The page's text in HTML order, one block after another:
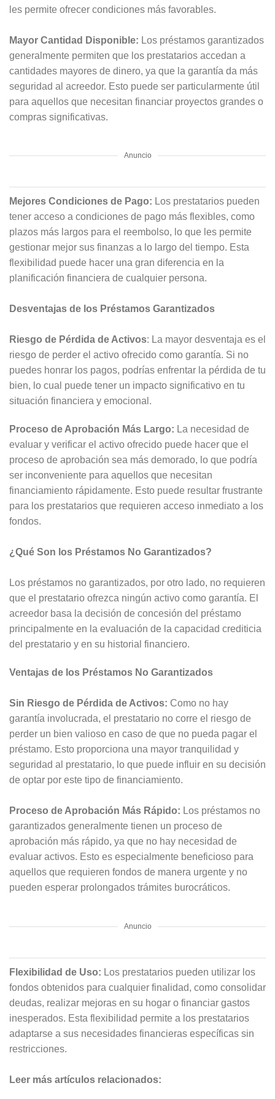
les permite ofrecer condiciones más favorables.
Mayor Cantidad Disponible: Los préstamos garantizados
generalmente permiten que los prestatarios accedan a
cantidades mayores de dinero, ya que la garantía da más
seguridad al acreedor. Esto puede ser particularmente útil
para aquellos que necesitan financiar proyectos grandes o
compras significativas.
Anuncio
Mejores Condiciones de Pago: Los prestatarios pueden
tener acceso a condiciones de pago más flexibles, como
plazos más largos para el reembolso, lo que les permite
gestionar mejor sus finanzas a lo largo del tiempo. Esta
flexibilidad puede hacer una gran diferencia en la
planificación financiera de cualquier persona.
Desventajas de los Préstamos Garantizados
Riesgo de Pérdida de Activos: La mayor desventaja es el
riesgo de perder el activo ofrecido como garantía. Si no
puedes honrar los pagos, podrías enfrentar la pérdida de tu
bien, lo cual puede tener un impacto significativo en tu
situación financiera y emocional.
Proceso de Aprobación Más Largo: La necesidad de
evaluar y verificar el activo ofrecido puede hacer que el
proceso de aprobación sea más demorado, lo que podría
ser inconveniente para aquellos que necesitan
financiamiento rápidamente. Esto puede resultar frustrante
para los prestatarios que requieren acceso inmediato a los
fondos.
¿Qué Son los Préstamos No Garantizados?
Los préstamos no garantizados, por otro lado, no requieren
que el prestatario ofrezca ningún activo como garantía. El
acreedor basa la decisión de concesión del préstamo
principalmente en la evaluación de la capacidad crediticia
del prestatario y en su historial financiero.
Ventajas de los Préstamos No Garantizados
Sin Riesgo de Pérdida de Activos: Como no hay
garantía involucrada, el prestatario no corre el riesgo de
perder un bien valioso en caso de que no pueda pagar el
préstamo. Esto proporciona una mayor tranquilidad y
seguridad al prestatario, lo que puede influir en su decisión
de optar por este tipo de financiamiento.
Proceso de Aprobación Más Rápido: Los préstamos no
garantizados generalmente tienen un proceso de
aprobación más rápido, ya que no hay necesidad de
evaluar activos. Esto es especialmente beneficioso para
aquellos que requieren fondos de manera urgente y no
pueden esperar prolongados trámites burocráticos.
Anuncio
Flexibilidad de Uso: Los prestatarios pueden utilizar los
fondos obtenidos para cualquier finalidad, como consolidar
deudas, realizar mejoras en su hogar o financiar gastos
inesperados. Esta flexibilidad permite a los prestatarios
adaptarse a sus necesidades financieras específicas sin
restricciones.
Leer más artículos relacionados: